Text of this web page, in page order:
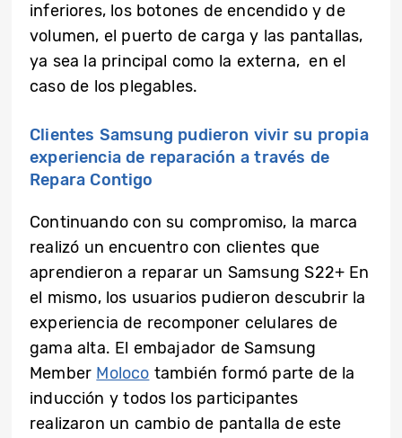
inferiores, los botones de encendido y de
volumen, el puerto de carga y las pantallas,
ya sea la principal como la externa, en el
caso de los plegables.
Clientes Samsung pudieron vivir su propia
experiencia de reparación a través de
Repara Contigo
Continuando con su compromiso, la marca
realizó un encuentro con clientes que
aprendieron a reparar un Samsung S22+ En
el mismo, los usuarios pudieron descubrir la
experiencia de recomponer celulares de
gama alta. El embajador de Samsung
Member Moloco también formó parte de la
inducción y todos los participantes
realizaron un cambio de pantalla de este